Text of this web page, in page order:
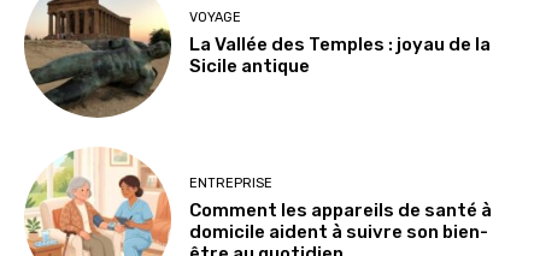
VOYAGE
La Vallée des Temples : joyau de la
Sicile antique
ENTREPRISE
Comment les appareils de santé à
domicile aident à suivre son bien-